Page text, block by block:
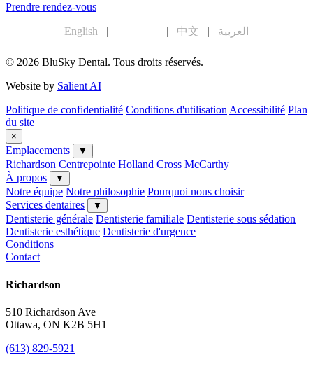
Prendre rendez-vous
English | | 中文 | العربية
© 2026 BluSky Dental. Tous droits réservés.
Website by Salient AI
Politique de confidentialité Conditions d'utilisation Accessibilité Plan
du site
×
Emplacements ▼
Richardson Centrepointe Holland Cross McCarthy
À propos
▼
Notre équipe Notre philosophie Pourquoi nous choisir
Services dentaires
▼
Dentisterie générale Dentisterie familiale Dentisterie sous sédation
Dentisterie esthétique Dentisterie d'urgence
Conditions
Contact
Richardson
510 Richardson Ave
Ottawa, ON K2B 5H1
(613) 829-5921